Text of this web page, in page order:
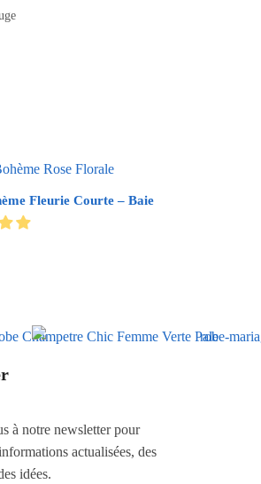
Fleurie Courte – Baie
à notre newsletter pour
actualisées, des
idées.